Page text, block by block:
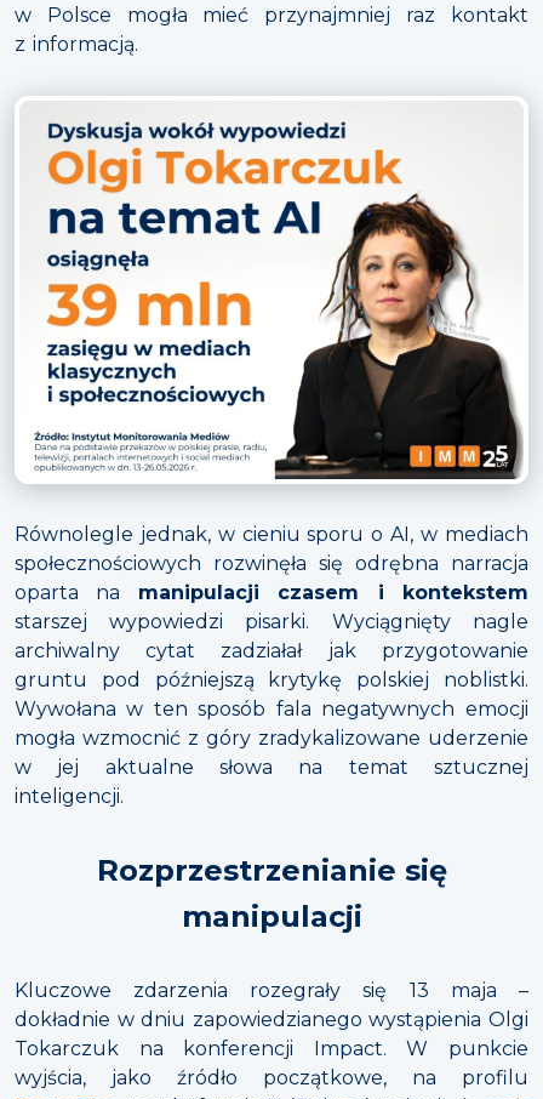
w Polsce mogła mieć przynajmniej raz kontakt
z informacją.
Równolegle jednak, w cieniu sporu o AI, w mediach
społecznościowych rozwinęła się odrębna narracja
oparta na manipulacji czasem i kontekstem
starszej wypowiedzi pisarki. Wyciągnięty nagle
archiwalny cytat zadziałał jak przygotowanie
gruntu pod późniejszą krytykę polskiej noblistki.
Wywołana w ten sposób fala negatywnych emocji
mogła wzmocnić z góry zradykalizowane uderzenie
w jej aktualne słowa na temat sztucznej
inteligencji.
Rozprzestrzenianie się
manipulacji
Kluczowe zdarzenia rozegrały się 13 maja –
dokładnie w dniu zapowiedzianego wystąpienia Olgi
Tokarczuk na konferencji Impact. W punkcie
wyjścia, jako źródło początkowe, na profilu